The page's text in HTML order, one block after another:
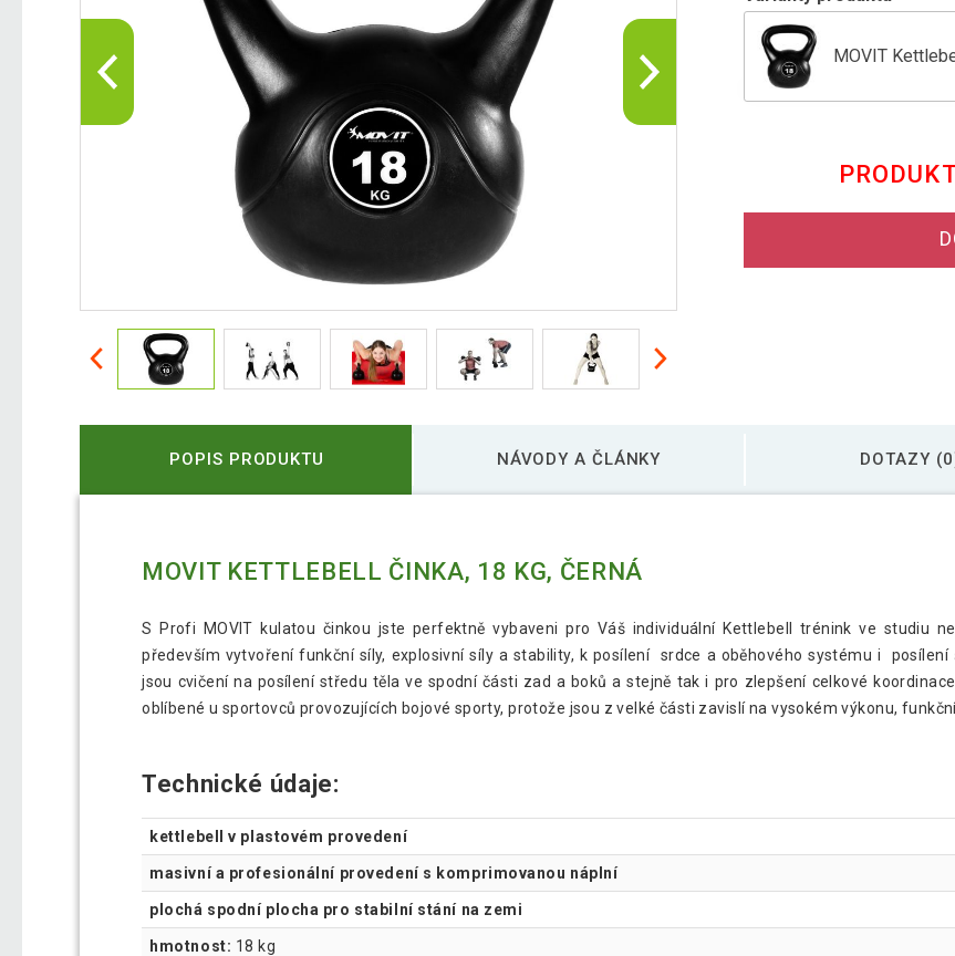
MOVIT
MOVIT
MOVIT
POPIS PRODUKTU NÁVODY A ČLÁNKY DOTAZY
MOVIT KETTLEBELL ČINKA, 18 KG, ČERNÁ
S Profi MOVIT kulatou činkou jste perfektně vybaveni pro Váš individuální Kettlebell trénink ve studiu
především vytvoření funkční síly, explosivní síly a stability, k posílení srdce a oběhového systému i posílení
jsou cvičení na posílení středu těla ve spodní části zad a boků a stejně tak i pro zlepšení celkové
oblíbené u sportovců provozujících bojové sporty, protože jsou z velké části zavislí na vysokém výkonu,
Technické údaje:
kettlebell v plastovém provedení
masivní a profesionální provedení s komprimovanou náplní
plochá spodní plocha pro stabilní stání na zemi
hmotnost: 18 kg